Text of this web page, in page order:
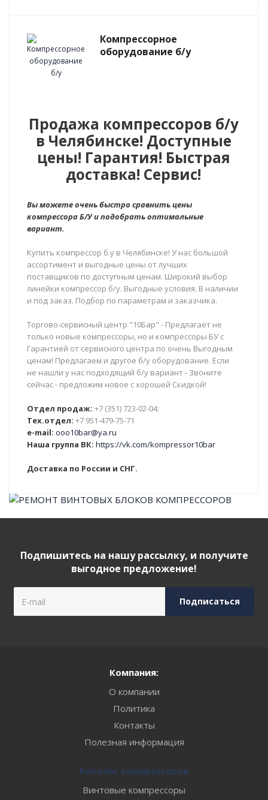
Компрессорное
оборудование б/у
Продажа компрессоров б/у
в Челябинске! Доступные
цены! Гарантия! Быстрая
доставка! Сервис!
Вы можете очень быстро сравнить цены
компрессора Б/У и подобрать оптимальные
вариант.
Купить компрессор б.у в Челябинске! У нас большой
ассортимент и выгодные цены от лучших
поставщиков по доступным ценам. Широкий выбор
линейки компрессор б/у. Выгодные условия. В наличии
и под заказ. Подбор по параметрам и заказчика.
Торгово-сервисный центр "10Бар" - Предлагает не
только новые компрессоры, но и компрессоры БУ с
Гарантией от сервисного центра по очень Выгодным
ценам! Предлагаем и другое б/у оборудование. Если
не нашли у нас подходящий б/у вариант - Звоните
сейчас - предложим новое с хорошей Скидкой!
Отдел продаж: +7 (351) 723-02-04;
Тех.отдел: +7 951-479-75-71
e-mail: ooo10bar@ya.ru
Наша группа ВК: https://vk.com/kompressor10bar
Доставка по России и СНГ.
Подпишитесь на нашу рассылку, и получите
выгодное предложение!
Компания:
О компании
Политика
Контакты
Полезная информация
Каталог компрессоров
Винтовые компрессоры